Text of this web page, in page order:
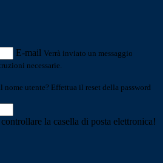
E-mail Verrà inviato un messaggio
necessarie.
nome utente? Effettua il reset della password
la casella di posta elettronica!